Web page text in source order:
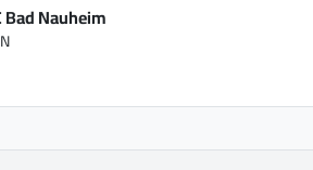
Bad Nauheim